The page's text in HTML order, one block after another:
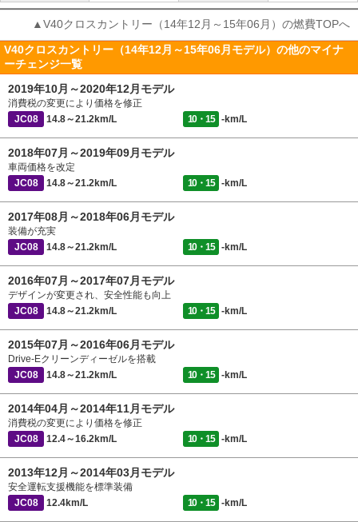
▲V40クロスカントリー（14年12月～15年06月）の燃費TOPへ
V40クロスカントリー（14年12月～15年06月モデル）の他のマイナ
ーチェンジ一覧
2019年10月～2020年12月モデル
消費税の変更により価格を修正
JC08
14.8～21.2km/L 10・15 -km/L
2018年07月～2019年09月モデル
車両価格を改定
JC08
14.8～21.2km/L 10・15 -km/L
2017年08月～2018年06月モデル
装備が充実
JC08
14.8～21.2km/L 10・15 -km/L
2016年07月～2017年07月モデル
デザインが変更され、安全性能も向上
JC08
14.8～21.2km/L 10・15 -km/L
2015年07月～2016年06月モデル
Drive-Eクリーンディーゼルを搭載
JC08
14.8～21.2km/L 10・15 -km/L
2014年04月～2014年11月モデル
消費税の変更により価格を修正
JC08
12.4～16.2km/L 10・15 -km/L
2013年12月～2014年03月モデル
安全運転支援機能を標準装備
JC08
12.4km/L 10・15 -km/L